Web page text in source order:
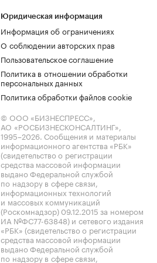
Юридическая информация
Информация об ограничениях
О соблюдении авторских прав
Пользовательское соглашение
Политика в отношении обработки
персональных данных
Политика обработки файлов cookie
© ООО «БИЗНЕСПРЕСС»,
АО «РОСБИЗНЕСКОНСАЛТИНГ»,
1995–2026. Сообщения и материалы
информационного агентства «РБК»
(свидетельство о регистрации
средства массовой информации
выдано Федеральной службой
по надзору в сфере связи,
информационных технологий
и массовых коммуникаций
(Роскомнадзор) 09.12.2015 за номером
ИА №ФС77-63848) и сетевого издания
«РБК» (свидетельство о регистрации
средства массовой информации
выдано Федеральной службой
по надзору в сфере связи,